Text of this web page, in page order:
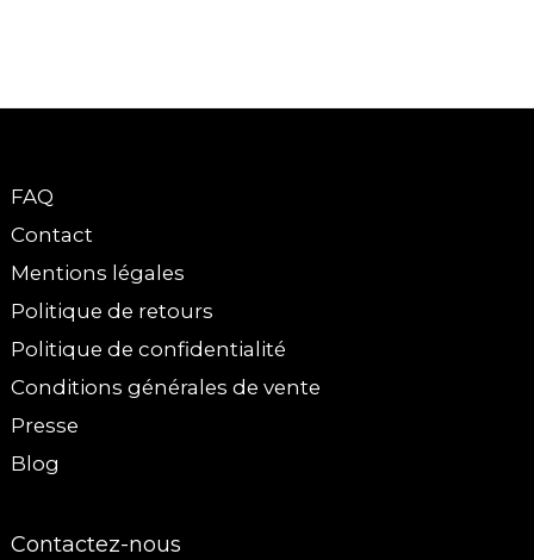
FAQ
Contact
Mentions légales
Politique de retours
Politique de confidentialité
Conditions générales de vente
Presse
Blog
Contactez-nous